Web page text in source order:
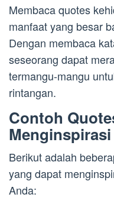
Membaca quotes
manfaat yang besar
Dengan membaca
seseorang dapat
termangu-mangu
rintangan.
Contoh
Menginspirasi
Berikut adalah
yang dapat
Anda: